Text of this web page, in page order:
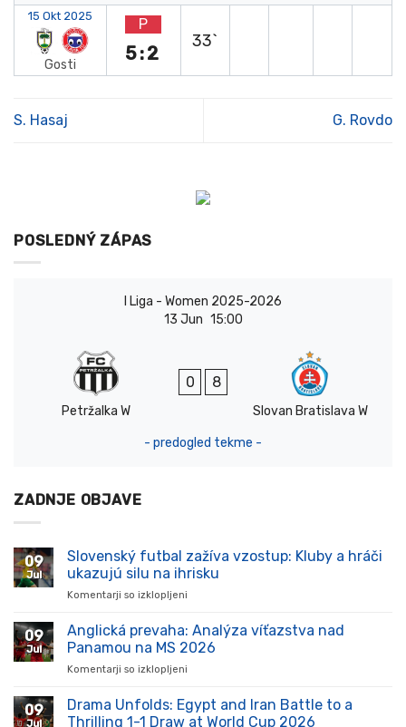
15 Okt 2025
Gosti
P
5:2
33`
S. Hasaj G. Rovdo
POSLEDNÝ ZÁPAS
I Liga - Women 2025-2026
13 Jun 15:00
Petržalka W
0 8
Slovan Bratislava W
- predogled tekme -
ZADNJE OBJAVE
09
Jul
Slovenský futbal zažíva vzostup: Kluby a hráči
ukazujú silu na ihrisku
Komentarji so izklopljeni
futbal
zažíva
vzostup:
hráči
ukazujú
09
Jul
Anglická prevaha: Analýza víťazstva nad
Panamou na MS 2026
Komentarji so izklopljeni
prevaha:
Analýza
09
Jul
Drama Unfolds: Egypt and Iran Battle to a
Thrilling 1-1 Draw at World Cup 2026